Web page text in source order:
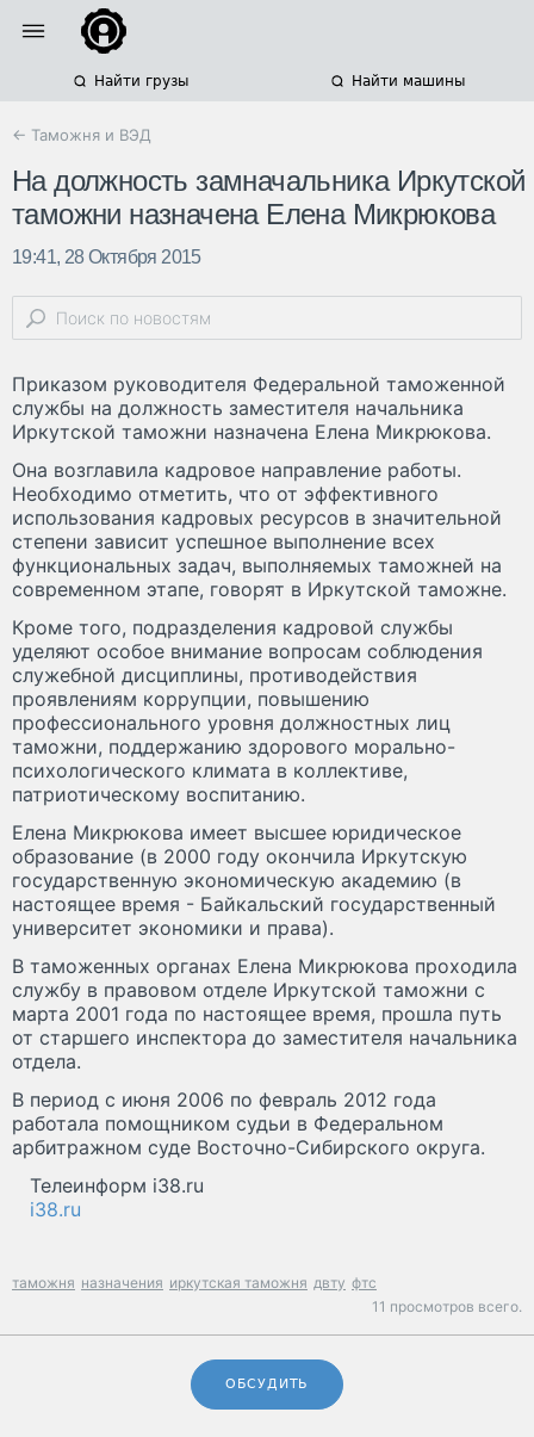
Найти грузы Найти машины
← Таможня и ВЭД
На должность замначальника Иркутской
таможни назначена Елена Микрюкова
19:41, 28 Октября 2015
Приказом руководителя Федеральной таможенной
службы на должность заместителя начальника
Иркутской таможни назначена Елена Микрюкова.
Она возглавила кадровое направление работы.
Необходимо отметить, что от эффективного
использования кадровых ресурсов в значительной
степени зависит успешное выполнение всех
функциональных задач, выполняемых таможней на
современном этапе, говорят в Иркутской таможне.
Кроме того, подразделения кадровой службы
уделяют особое внимание вопросам соблюдения
служебной дисциплины, противодействия
проявлениям коррупции, повышению
профессионального уровня должностных лиц
таможни, поддержанию здорового морально-
психологического климата в коллективе,
патриотическому воспитанию.
Елена Микрюкова имеет высшее юридическое
образование (в 2000 году окончила Иркутскую
государственную экономическую академию (в
настоящее время - Байкальский государственный
университет экономики и права).
В таможенных органах Елена Микрюкова проходила
службу в правовом отделе Иркутской таможни с
марта 2001 года по настоящее время, прошла путь
от старшего инспектора до заместителя начальника
отдела.
В период с июня 2006 по февраль 2012 года
работала помощником судьи в Федеральном
арбитражном суде Восточно-Сибирского округа.
Телеинформ i38.ru
i38.ru
таможня назначения иркутская таможня двту фтс
11 просмотров всего.
ОБСУДИТЬ